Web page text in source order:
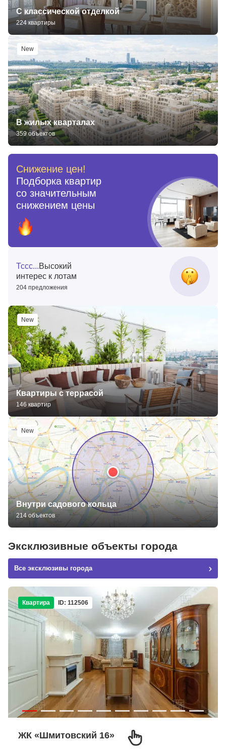
С классической отделкой
224 квартиры
New
В жилых кварталах
359 объектов
New
Квартиры с террасой
146 квартир
Снижение цен!
Подборка квартир
со значительным
снижением цены
New
Внутри садового кольца
214 объектов
Тссс...Высокий
интерес к лотам
204 предложения
Эксклюзивные объекты города
Все эксклюзивы города
Квартира ID: 112506
ЖК «Шмитовский 16»